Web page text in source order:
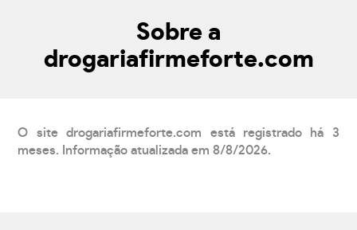
Sobre a
drogariafirmeforte.com
O site drogariafirmeforte.com está registrado há 3
meses. Informação atualizada em 8/8/2026.